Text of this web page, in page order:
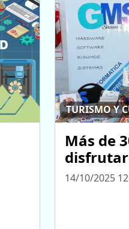
TURISMO Y
Más de
14/10/2025